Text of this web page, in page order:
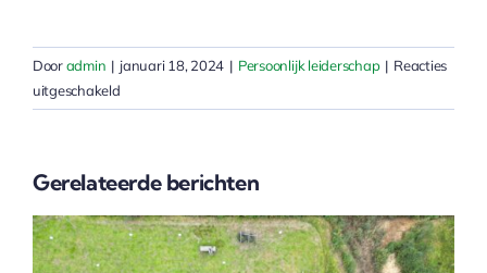
Dooradmin | januari 18, 2024 | Persoonlijk leiderschap | Reacties
uitgeschakeldvoor
Omgaan
Gerelateerde berichten